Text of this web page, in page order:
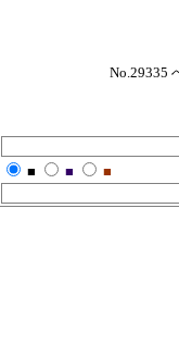
No.29335
■ ■
■